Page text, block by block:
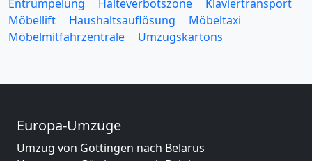
Entrümpelung
Halteverbotszone
Klaviertransport
Möbellift
Haushaltsauflösung
Möbeltaxi
Möbelmitfahrzentrale
Umzugskartons
Europa-Umzüge
Umzug von Göttingen nach Belarus